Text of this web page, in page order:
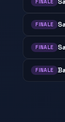
FINALE
FINALE
FINALE
FINALE